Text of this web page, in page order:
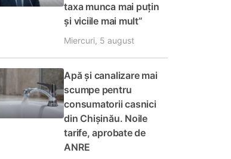
taxa munca mai puțin
și viciile mai mult”
Miercuri, 5 august
Apă și canalizare mai
scumpe pentru
consumatorii casnici
din Chișinău. Noile
tarife, aprobate de
ANRE